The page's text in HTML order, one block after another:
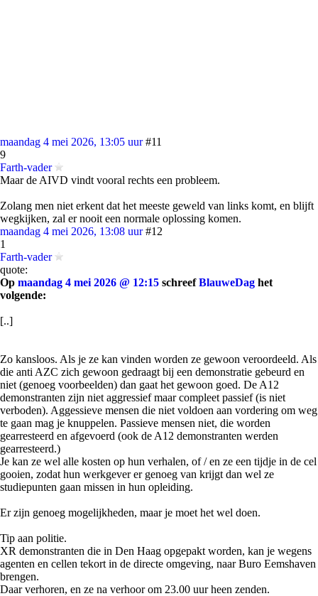
maandag 4 mei 2026, 13:05 uur #11
9
Farth-vader
Maar de AIVD vindt vooral rechts een probleem.
Zolang men niet erkent dat het meeste geweld van links komt, en blijft
wegkijken, zal er nooit een normale oplossing komen.
maandag 4 mei 2026, 13:08 uur #12
1
Farth-vader
quote:
Op maandag 4 mei 2026 @ 12:15 schreefBlauweDag het
volgende:
[..]
Zo kansloos. Als je ze kan vinden worden ze gewoon veroordeeld. Als
die anti AZC zich gewoon gedraagt bij een demonstratie gebeurd en
niet (genoeg voorbeelden) dan gaat het gewoon goed. De A12
demonstranten zijn niet aggressief maar compleet passief (is niet
verboden). Aggessieve mensen die niet voldoen aan vordering om weg
te gaan mag je knuppelen. Passieve mensen niet, die worden
gearresteerd en afgevoerd (ook de A12 demonstranten werden
gearresteerd.)
Je kan ze wel alle kosten op hun verhalen, of / en ze een tijdje in de cel
gooien, zodat hun werkgever er genoeg van krijgt dan wel ze
studiepunten gaan missen in hun opleiding.
Er zijn genoeg mogelijkheden, maar je moet het wel doen.
Tip aan politie.
XR demonstranten die in Den Haag opgepakt worden, kan je wegens
agenten en cellen tekort in de directe omgeving, naar Buro Eemshaven
brengen.
Daar verhoren, en ze na verhoor om 23.00 uur heen zenden.